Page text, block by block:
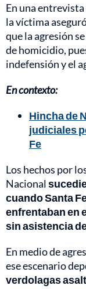
En una entrevista
la víctima
que la agresión
de homicidio,
indefensión y el
En contexto:
Hincha de
judiciales
Fe
Los hechos por
Nacional
cuando Santa
enfrentaban en
sin asistencia
En medio de
ese escenario
verdolagas